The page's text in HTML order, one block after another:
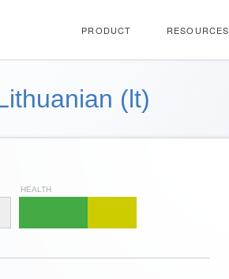
PRODUCT RESOURCES
(lt)
HEALTH